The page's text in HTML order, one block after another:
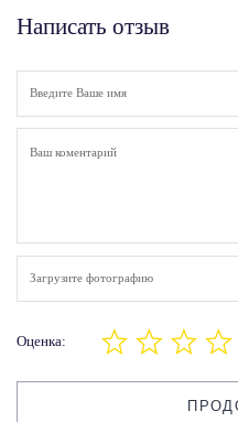
Написать отзыв
Загрузите фотографию
Оценка: